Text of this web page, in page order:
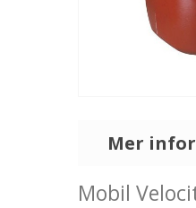
Mer
Mobil